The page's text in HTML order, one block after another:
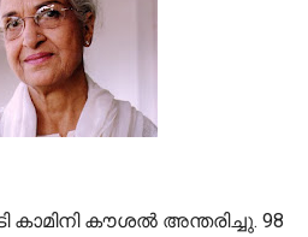
കൗശല്‍ അന്തരിച്ചു. 98